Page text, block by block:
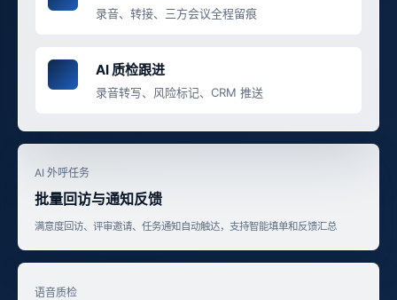
录音、转接、三方会议全程留痕
AI 质检跟进
录音转写、风险标记、CRM 推送
AI 外呼任务
批量回访与通知反馈
满意度回访、评审邀请、任务通知自动触达，支持智能填单和反馈汇总
语音质检